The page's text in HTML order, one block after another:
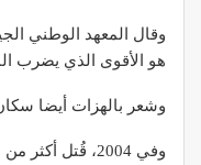
وقال المعهد الوطني
هو الأقوى الذي يضرب
وشعر بالهزات أيضا سكان